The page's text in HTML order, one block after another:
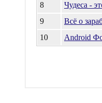
8
Чудеса -
9
Всё о
10
Android